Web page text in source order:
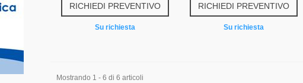
RICHIEDI PREVENTIVO
Su richiesta
RICHIEDI PREVENTIVO
Su richiesta
Mostrando 1 - 6 di 6 articoli